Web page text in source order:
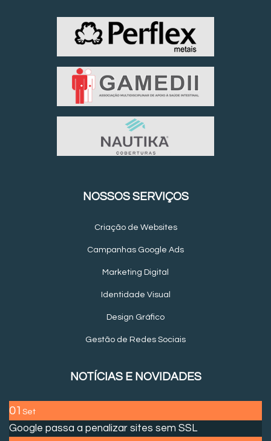
NOSSOS SERVIÇOS
Criação de Websites
Campanhas Google Ads
Marketing Digital
Identidade Visual
Design Gráfico
Gestão de Redes Sociais
NOTÍCIAS E NOVIDADES
01 Set
Google passa a penalizar sites sem SSL